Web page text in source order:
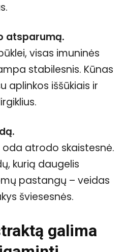
atsparumą.
visas imuninės
stabilesnis. Kūnas
aplinkos iššūkiais ir
oda atrodo skaistesnė.
kurią daugelis
pastangų – veidas
šviesesnės.
galima